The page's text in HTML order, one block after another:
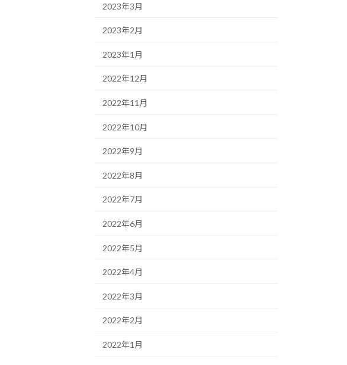
2023年3月
2023年2月
2023年1月
2022年12月
2022年11月
2022年10月
2022年9月
2022年8月
2022年7月
2022年6月
2022年5月
2022年4月
2022年3月
2022年2月
2022年1月